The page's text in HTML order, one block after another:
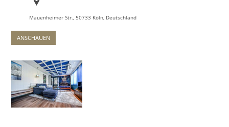
Mauenheimer Str., 50733 Köln, Deutschland
ANSCHAUEN